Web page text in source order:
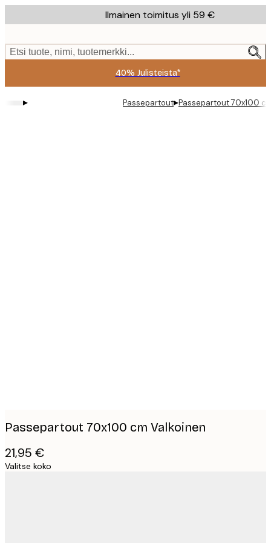
to
content.
Ilmainen toimitus yli 59 €
Etsi tuote, nimi, tuotemerkki...
40% Julisteista*
▸ Passepartout▸Passepartout 70x100
Passepartout 70x100 cm Valkoinen
21,95 €
Valitse koko